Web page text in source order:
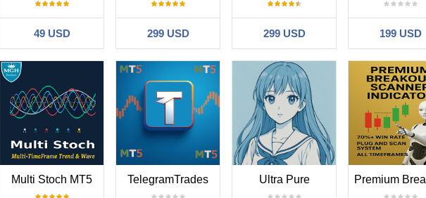
49 USD 299 USD 299 USD 199 USD
Multi Stoch MT5 TelegramTrades Ultra Pure